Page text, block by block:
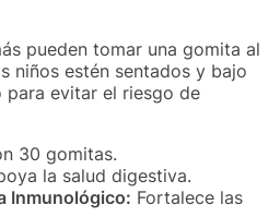
pueden tomar una gomita al
niños estén sentados y bajo
para evitar el riesgo de
30 gomitas.
la salud digestiva.
Inmunológico: Fortalece las